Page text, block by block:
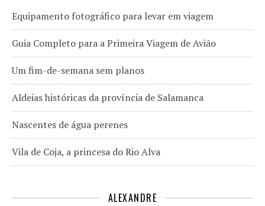
Equipamento fotográfico para levar em viagem
Guia Completo para a Primeira Viagem de Avião
Um fim-de-semana sem planos
Aldeias históricas da província de Salamanca
Nascentes de água perenes
Vila de Coja, a princesa do Rio Alva
ALEXANDRE